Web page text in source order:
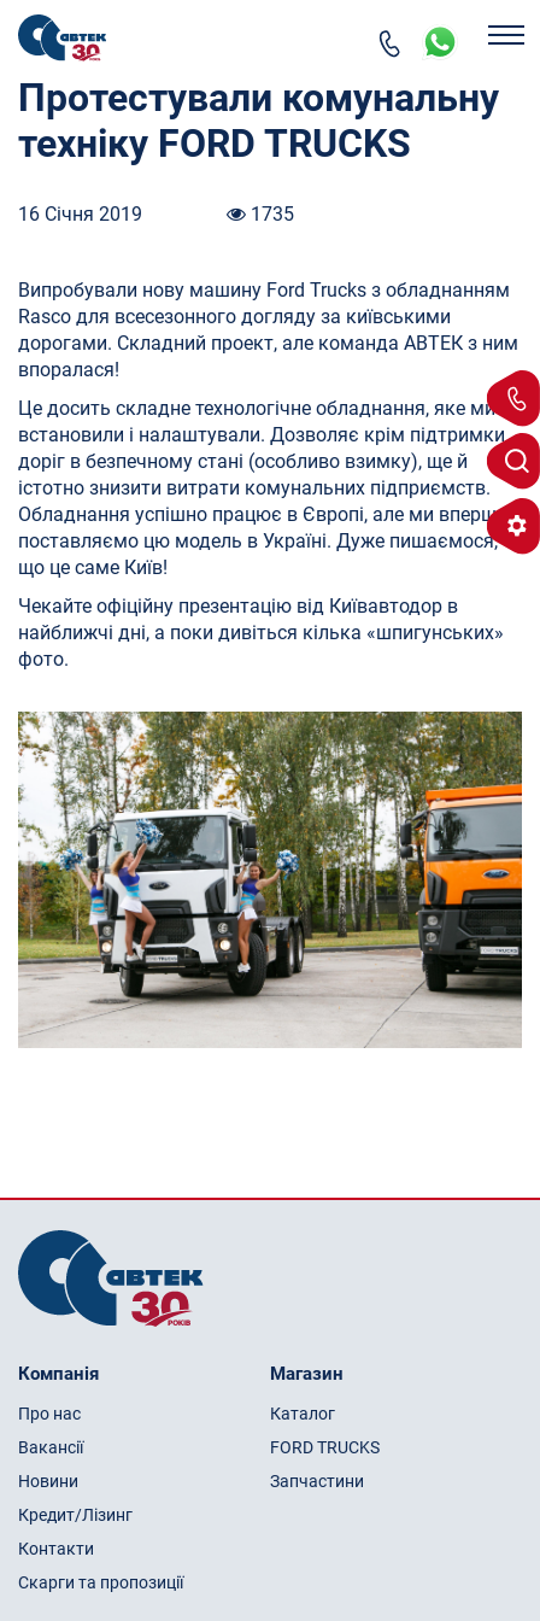
Протестували комунальну
техніку FORD TRUCKS
16 Січня 2019 1735
Випробували нову машину Ford Trucks з обладнанням
Rasco для всесезонного догляду за київськими
дорогами. Складний проект, але команда АВТЕК з ним
впоралася!
Це досить складне технологічне обладнання, яке ми
встановили і налаштували. Дозволяє крім підтримки
доріг в безпечному стані (особливо взимку), ще й
істотно знизити витрати комунальних підприємств.
Обладнання успішно працює в Європі, але ми вперше
поставляємо цю модель в Україні. Дуже пишаємося,
що це саме Київ!
Чекайте офіційну презентацію від Київавтодор в
найближчі дні, а поки дивіться кілька «шпигунських»
фото.
Компанія
Про нас
Вакансії
Новини
Кредит/Лізинг
Контакти
Скарги та пропозиції
Магазин
Каталог
FORD TRUCKS
Запчастини